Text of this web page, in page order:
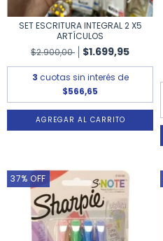
SET ESCRITURA INTEGRAL 2 X5
ARTÍCULOS
$2.900,00
$1.699,95
3 cuotas sin interés de
$566,65
37% OFF